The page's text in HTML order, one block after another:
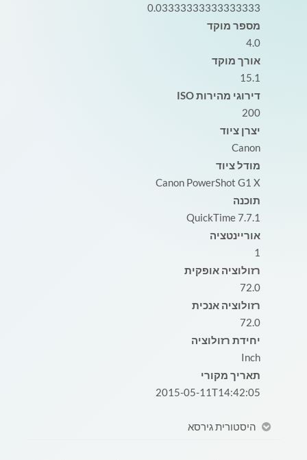
0.03333333333333333
מספר מוקד
4.0
אורך מוקד
15.1
דירוגי מהירות ISO
200
יצרן ציוד
Canon
מודל ציוד
Canon PowerShot G1 X
תוכנה
QuickTime 7.7.1
אוריינטציה
1
רזולוציה אופקית
72.0
רזולוציה אנכית
72.0
יחידת רזולוציה
Inch
תאריך מקורי
2015-05-11T14:42:05
היסטורית גירסא